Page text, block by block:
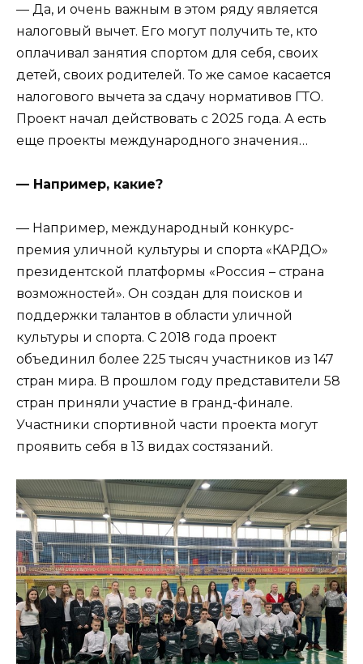
— Да, и очень важным в этом ряду является
налоговый вычет. Его могут получить те, кто
оплачивал занятия спортом для себя, своих
детей, своих родителей. То же самое касается
налогового вычета за сдачу нормативов ГТО.
Проект начал действовать с 2025 года. А есть
еще проекты международного значения…
— Например, какие?
— Например, международный конкурс-
премия уличной культуры и спорта «КАРДО»
президентской платформы «Россия – страна
возможностей». Он создан для поисков и
поддержки талантов в области уличной
культуры и спорта. С 2018 года проект
объединил более 225 тысяч участников из 147
стран мира. В прошлом году представители 58
стран приняли участие в гранд-финале.
Участники спортивной части проекта могут
проявить себя в 13 видах состязаний.